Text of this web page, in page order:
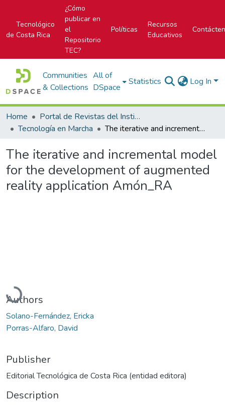
Tecnológico
de Costa Rica
¿Cómo
publicar en
el
Repositorio
TEC?
Políticas
Recursos
Educativos
Communities
& Collections
All of
DSpace
Statistics Log In
Home
Portal de Revistas del Instituto Tecnológico de Costa Rica
Tecnología en Marcha
The iterative and incremental model for the development of augmented reality application Amón_RA
The iterative and incremental model
for the development of augmented
reality application Amón_RA
Loading...
Authors
Solano-Fernández, Ericka
Porras-Alfaro, David
Publisher
Editorial Tecnológica de Costa Rica (entidad editora)
Description